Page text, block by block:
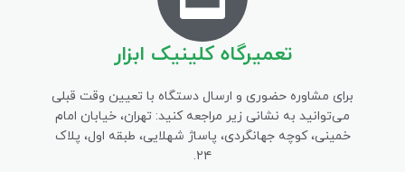
تعمیرگاه کلینیک ابزار
برای مشاوره حضوری و ارسال دستگاه با تعیین وقت قبلی
می‌توانید به نشانی زیر مراجعه کنید: تهران، خیابان امام
خمینی، کوچه جهانگردی، پاساژ شهلایی، طبقه اول، پلاک
۲۴.